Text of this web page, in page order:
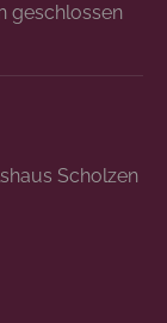
geschlossen
Scholzen